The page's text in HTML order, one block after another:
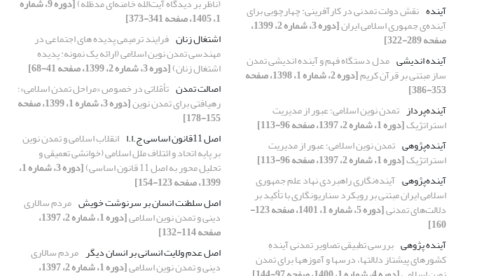
آینده نقش دولت تمدنی در کارآفرینی: چهارچوبی برای
آینده‌ی جمهوری اسلامی ایران [دوره 3، شماره 2، 1399،
صفحه 289-322]
آینده ‏اندیشی مدل دستگاه فهم و آینده ‏اندیشی تمدن
‏ساز مبتنی بر قرآن کریم [دوره 2، شماره 1، 1398، صفحه
353-386]
آینده‌پرداز تمدن نوین اسلامی؛ عبور از مدیریت
استراتژیک[دوره 1، شماره 2، 1397، صفحه 96-113]
آینده‌پژوهی تمدن نوین اسلامی؛ عبور از مدیریت
استراتژیک[دوره 1، شماره 2، 1397، صفحه 96-113]
آینده‌پژوهی آینده‌نگاری راهبردی نهاد علم جمهوری
اسلامی ایران مبتنی بر رویکرد سناریونگاری با تأکید بر
دلالت‌های تمدنی [دوره 5، شماره 1، 1401، صفحه 123-
160]
آینده ‏‏‏‏پژوهی بررسی تطبیقی تصاویر تمدنی آیندهِ
کشورهای پیشتاز دلالت‏ها، درس‏ها و آموزه‏ها برای تمدن
1، 1405، صفحه 341-373]
اشتغال زنان فرایند ترمیمی پدیده های اجتماعی در
مهندسی تمدن نوین اسلامی (ارائه یک نمونه: پدیده
اشتغال زنان)[دوره 3، شماره 2، 1399، صفحه 41-68]
اصالت تمدن تأمّلاتی در خصوص «مراحل تمدن اسلامی»؛
رهیافتی برای تمدن نوین [دوره 3، شماره 1، 1399، صفحه
155-178]
اصل 11قانون اساسی ج.ا.ا
انقلاب اسلامی و تمدن نوین
بر پایه اتحاد و ائتلاف ملل اسلامی (خوانشی تعمیقی و
تحلیل محور به اصل 11 قانون اساسی) [دوره 3، شماره 1،
1399، صفحه 123-154]
اصل سلطنت انسان بر سرنوشت خویش مردم سالاری
دینی و تمدن نوین اسلامی [دوره 1، شماره 2، 1397،
صفحه 114-132]
اصل عدم ولایت انسانی بر انسان دیگر مردم سالاری
دینی و تمدن نوین اسلامی [دوره 1، شماره 2، 1397،